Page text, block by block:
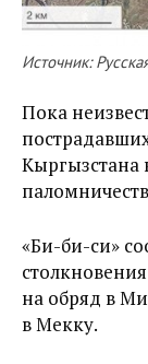
Источник:
Пока
Кыргызстана
«Би-би-си»
на обряд в
в Мекку.